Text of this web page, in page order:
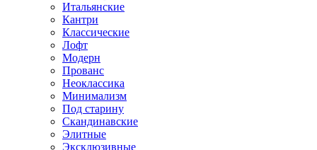
Итальянские
Кантри
Классические
Лофт
Модерн
Прованс
Неоклассика
Минимализм
Под старину
Скандинавские
Элитные
Эксклюзивные